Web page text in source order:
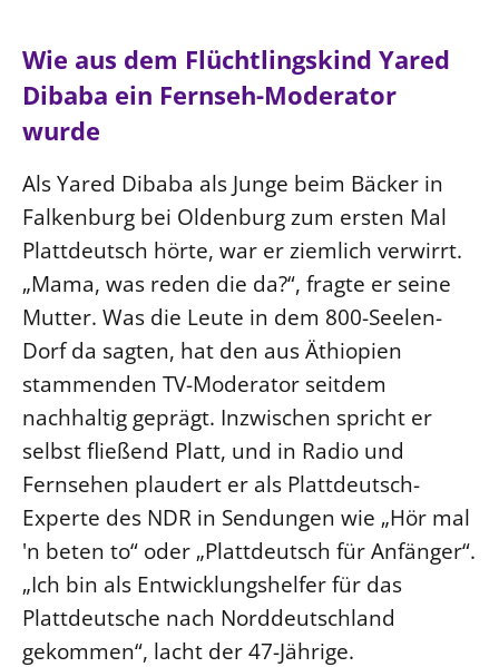
Wie aus dem Flüchtlingskind Yared
Dibaba ein Fernseh-Moderator
wurde
Als Yared Dibaba als Junge beim Bäcker in
Falkenburg bei Oldenburg zum ersten Mal
Plattdeutsch hörte, war er ziemlich verwirrt.
„Mama, was reden die da?“, fragte er seine
Mutter. Was die Leute in dem 800-Seelen-
Dorf da sagten, hat den aus Äthiopien
stammenden TV-Moderator seitdem
nachhaltig geprägt. Inzwischen spricht er
selbst fließend Platt, und in Radio und
Fernsehen plaudert er als Plattdeutsch-
Experte des NDR in Sendungen wie „Hör mal
'n beten to“ oder „Plattdeutsch für Anfänger“.
„Ich bin als Entwicklungshelfer für das
Plattdeutsche nach Norddeutschland
gekommen“, lacht der 47-Jährige.
Personalausschuss
LANDESKIRCHENAMT
Kollegium
Abteilungen des Landeskirchenamts
Rechnungsprüfungsamt
Fachstelle Sexualisierte Gewalt
Beschwerdestellen
Kirchenämter
Gleichstellung
Datenschutz
Geschäftsstelle Landessynode
LANDESSYNODE
27. Landessynode
Kontakt
Hintergrund
Lutherische Kirche
Glaubensbekenntnis
Positionen
Ökumene
Religionen
KLIMASCHUTZ
Nachhaltigkeit
Mobilität
Naturschutz
Gebäude
Datenschutz
Kontakt
Barrierefreiheit
Freie Stellen
Service für Gemeinden
Suche